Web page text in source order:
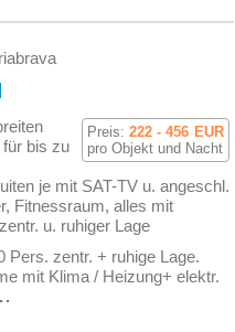
Preis: 222 - 456 EUR
pro Objekt und Nacht
bis zu
je mit SAT-TV u. angeschl.
Fitnessraum, alles mit
u. ruhiger Lage
Pers. zentr. + ruhige Lage.
mit Klima / Heizung+ elektr.